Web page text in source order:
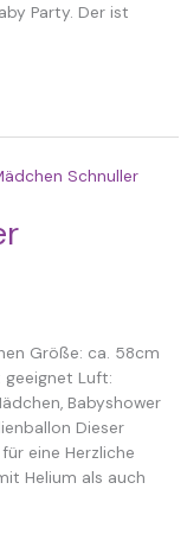
Party. Der ist
Größe: ca. 58cm
geeignet Luft:
Babyshower
Dieser
eine Herzliche
Helium als auch